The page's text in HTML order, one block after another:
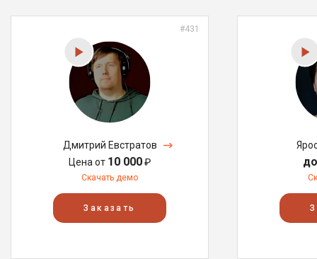
#431
Дмитрий Евстратов
Цена от 10 000₽
Скачать демо
Заказать